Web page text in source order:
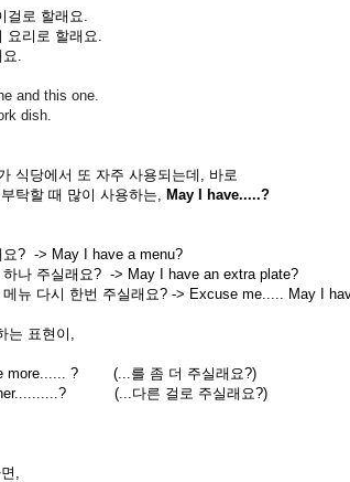
로 할래요.
리로 할래요.
.
and this one.
dish.
식당에서 또 자주 사용되는데, 바로
탁할 때 많이 사용하는,
May I have.....?
요? -> May I have a menu?
하나 주실래요? -> May I have an extra plate?
뉴 다시 한번 주실래요? -> Excuse me..... May I
는 표현이,
more...... ? (...를 좀 더 주실래요?)
(...다른 걸로 주실래요?)
,